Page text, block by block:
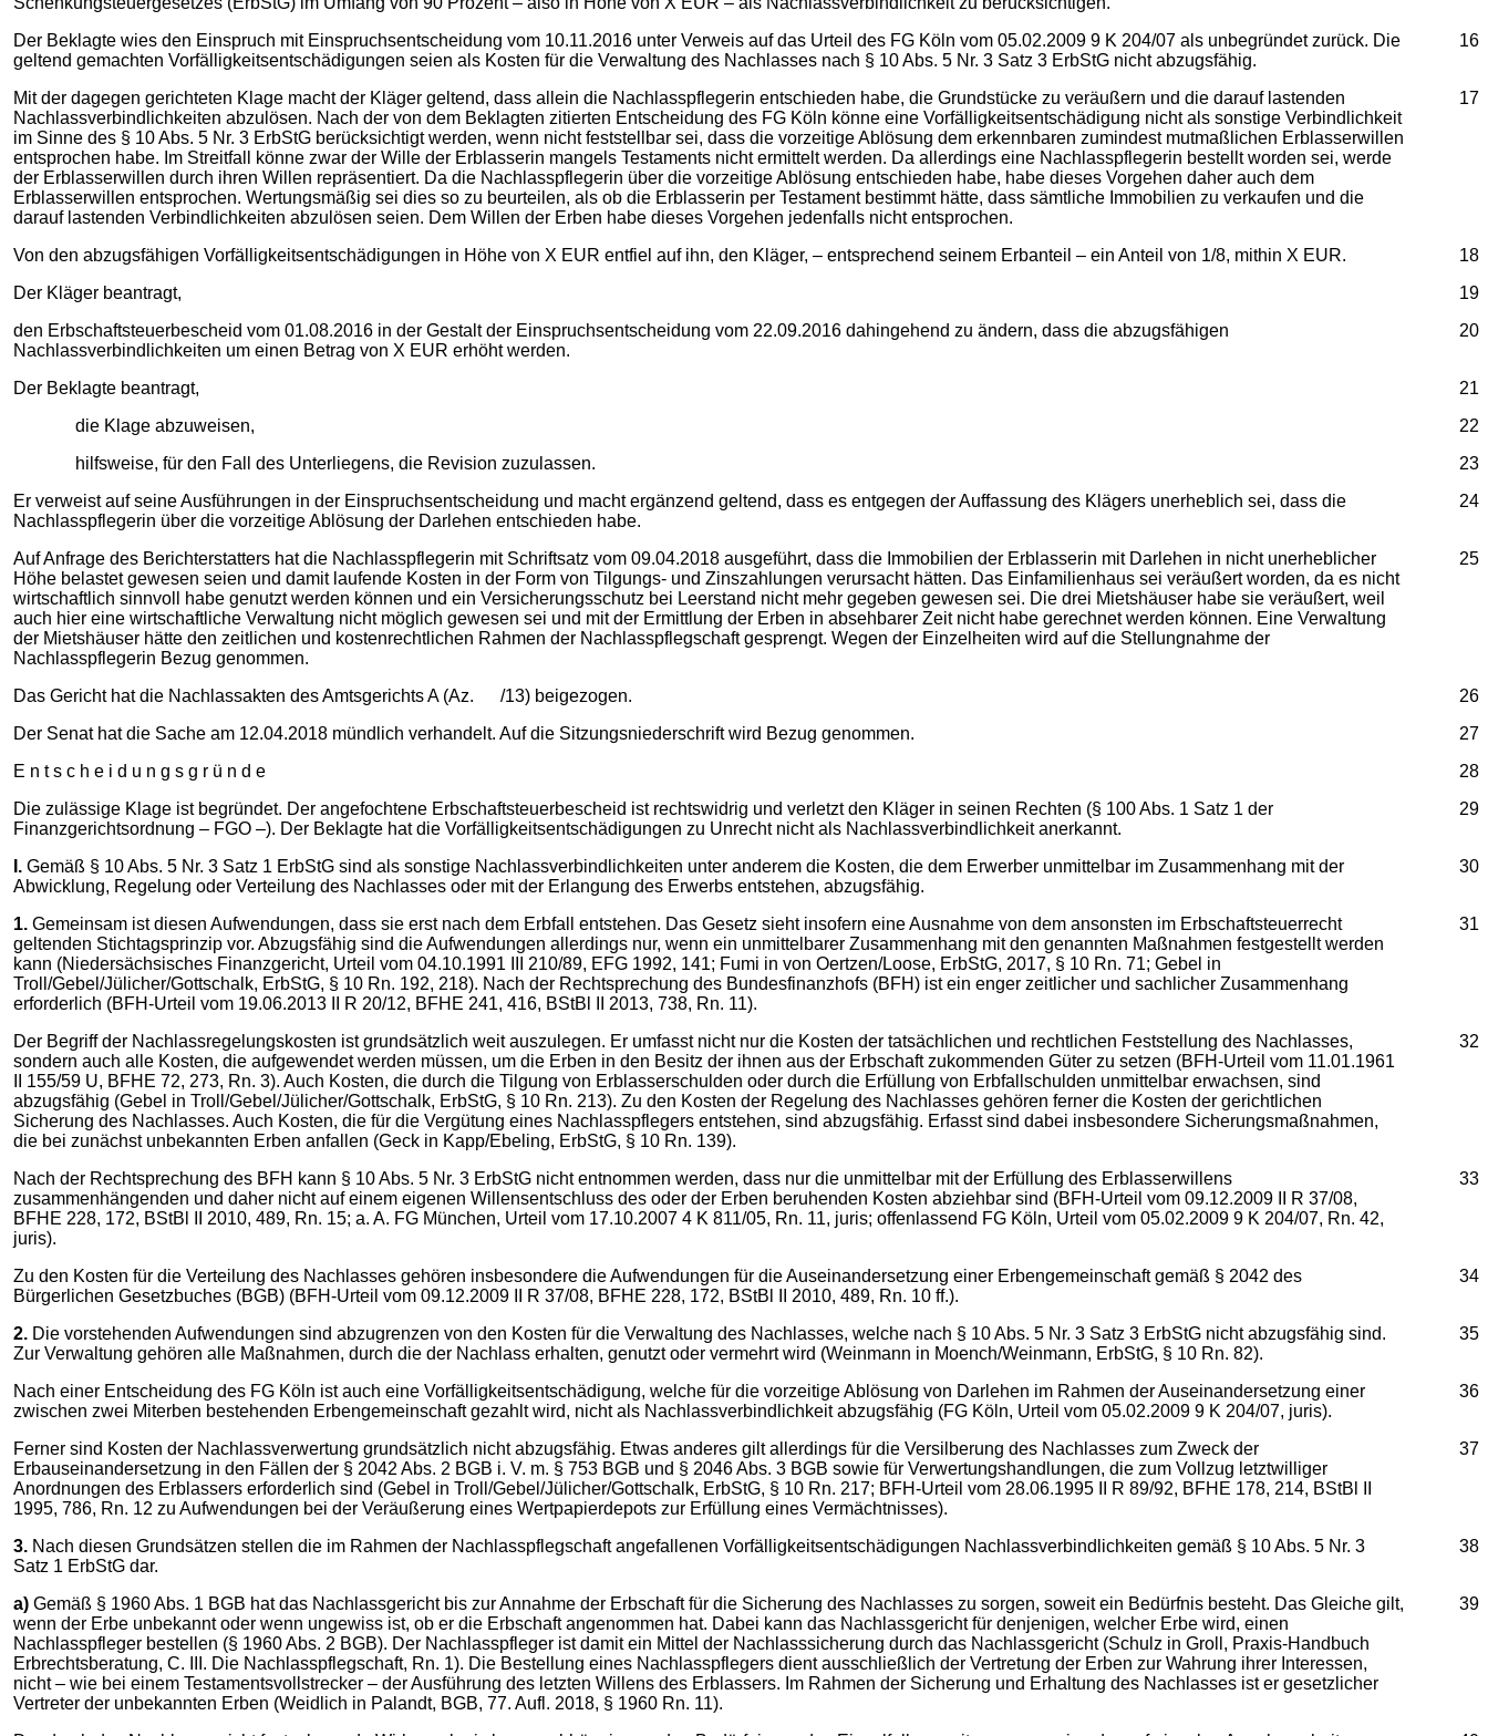
16
Der Beklagte wies den Einspruch mit Einspruchsentscheidung vom 10.11.2016 unter Verweis auf das Urteil des FG Köln vom 05.02.2009 9 K 204/07 als unbegründet zurück. Die
geltend gemachten Vorfälligkeitsentschädigungen seien als Kosten für die Verwaltung des Nachlasses nach § 10 Abs. 5 Nr. 3 Satz 3 ErbStG nicht abzugsfähig.
17
Mit der dagegen gerichteten Klage macht der Kläger geltend, dass allein die Nachlasspflegerin entschieden habe, die Grundstücke zu veräußern und die darauf lastenden
Nachlassverbindlichkeiten abzulösen. Nach der von dem Beklagten zitierten Entscheidung des FG Köln könne eine Vorfälligkeitsentschädigung nicht als sonstige Verbindlichkeit
im Sinne des § 10 Abs. 5 Nr. 3 ErbStG berücksichtigt werden, wenn nicht feststellbar sei, dass die vorzeitige Ablösung dem erkennbaren zumindest mutmaßlichen Erblasserwillen
entsprochen habe. Im Streitfall könne zwar der Wille der Erblasserin mangels Testaments nicht ermittelt werden. Da allerdings eine Nachlasspflegerin bestellt worden sei, werde
der Erblasserwillen durch ihren Willen repräsentiert. Da die Nachlasspflegerin über die vorzeitige Ablösung entschieden habe, habe dieses Vorgehen daher auch dem
Erblasserwillen entsprochen. Wertungsmäßig sei dies so zu beurteilen, als ob die Erblasserin per Testament bestimmt hätte, dass sämtliche Immobilien zu verkaufen und die
darauf lastenden Verbindlichkeiten abzulösen seien. Dem Willen der Erben habe dieses Vorgehen jedenfalls nicht entsprochen.
18
Von den abzugsfähigen Vorfälligkeitsentschädigungen in Höhe von X EUR entfiel auf ihn, den Kläger, – entsprechend seinem Erbanteil – ein Anteil von 1/8, mithin X EUR.
19
Der Kläger beantragt,
20
den Erbschaftsteuerbescheid vom 01.08.2016 in der Gestalt der Einspruchsentscheidung vom 22.09.2016 dahingehend zu ändern, dass die abzugsfähigen
Nachlassverbindlichkeiten um einen Betrag von X EUR erhöht werden.
21
Der Beklagte beantragt,
22
die Klage abzuweisen,
23
hilfsweise, für den Fall des Unterliegens, die Revision zuzulassen.
24
Er verweist auf seine Ausführungen in der Einspruchsentscheidung und macht ergänzend geltend, dass es entgegen der Auffassung des Klägers unerheblich sei, dass die
Nachlasspflegerin über die vorzeitige Ablösung der Darlehen entschieden habe.
25
Auf Anfrage des Berichterstatters hat die Nachlasspflegerin mit Schriftsatz vom 09.04.2018 ausgeführt, dass die Immobilien der Erblasserin mit Darlehen in nicht unerheblicher
Höhe belastet gewesen seien und damit laufende Kosten in der Form von Tilgungs- und Zinszahlungen verursacht hätten. Das Einfamilienhaus sei veräußert worden, da es nicht
wirtschaftlich sinnvoll habe genutzt werden können und ein Versicherungsschutz bei Leerstand nicht mehr gegeben gewesen sei. Die drei Mietshäuser habe sie veräußert, weil
auch hier eine wirtschaftliche Verwaltung nicht möglich gewesen sei und mit der Ermittlung der Erben in absehbarer Zeit nicht habe gerechnet werden können. Eine Verwaltung
der Mietshäuser hätte den zeitlichen und kostenrechtlichen Rahmen der Nachlasspflegschaft gesprengt. Wegen der Einzelheiten wird auf die Stellungnahme der
Nachlasspflegerin Bezug genommen.
26
Das Gericht hat die Nachlassakten des Amtsgerichts A (Az. /13) beigezogen.
27
Der Senat hat die Sache am 12.04.2018 mündlich verhandelt. Auf die Sitzungsniederschrift wird Bezug genommen.
28
E n t s c h e i d u n g s g r ü n d e
29
Die zulässige Klage ist begründet. Der angefochtene Erbschaftsteuerbescheid ist rechtswidrig und verletzt den Kläger in seinen Rechten (§ 100 Abs. 1 Satz 1 der
Finanzgerichtsordnung – FGO –). Der Beklagte hat die Vorfälligkeitsentschädigungen zu Unrecht nicht als Nachlassverbindlichkeit anerkannt.
30
I. Gemäß § 10 Abs. 5 Nr. 3 Satz 1 ErbStG sind als sonstige Nachlassverbindlichkeiten unter anderem die Kosten, die dem Erwerber unmittelbar im Zusammenhang mit der
Abwicklung, Regelung oder Verteilung des Nachlasses oder mit der Erlangung des Erwerbs entstehen, abzugsfähig.
31
1. Gemeinsam ist diesen Aufwendungen, dass sie erst nach dem Erbfall entstehen. Das Gesetz sieht insofern eine Ausnahme von dem ansonsten im Erbschaftsteuerrecht
geltenden Stichtagsprinzip vor. Abzugsfähig sind die Aufwendungen allerdings nur, wenn ein unmittelbarer Zusammenhang mit den genannten Maßnahmen festgestellt werden
kann (Niedersächsisches Finanzgericht, Urteil vom 04.10.1991 III 210/89, EFG 1992, 141; Fumi in von Oertzen/Loose, ErbStG, 2017, § 10 Rn. 71; Gebel in
Troll/Gebel/Jülicher/Gottschalk, ErbStG, § 10 Rn. 192, 218). Nach der Rechtsprechung des Bundesfinanzhofs (BFH) ist ein enger zeitlicher und sachlicher Zusammenhang
erforderlich (BFH-Urteil vom 19.06.2013 II R 20/12, BFHE 241, 416, BStBl II 2013, 738, Rn. 11).
32
Der Begriff der Nachlassregelungskosten ist grundsätzlich weit auszulegen. Er umfasst nicht nur die Kosten der tatsächlichen und rechtlichen Feststellung des Nachlasses,
sondern auch alle Kosten, die aufgewendet werden müssen, um die Erben in den Besitz der ihnen aus der Erbschaft zukommenden Güter zu setzen (BFH-Urteil vom 11.01.1961
II 155/59 U, BFHE 72, 273, Rn. 3). Auch Kosten, die durch die Tilgung von Erblasserschulden oder durch die Erfüllung von Erbfallschulden unmittelbar erwachsen, sind
abzugsfähig (Gebel in Troll/Gebel/Jülicher/Gottschalk, ErbStG, § 10 Rn. 213). Zu den Kosten der Regelung des Nachlasses gehören ferner die Kosten der gerichtlichen
Sicherung des Nachlasses. Auch Kosten, die für die Vergütung eines Nachlasspflegers entstehen, sind abzugsfähig. Erfasst sind dabei insbesondere Sicherungsmaßnahmen,
die bei zunächst unbekannten Erben anfallen (Geck in Kapp/Ebeling, ErbStG, § 10 Rn. 139).
33
Nach der Rechtsprechung des BFH kann § 10 Abs. 5 Nr. 3 ErbStG nicht entnommen werden, dass nur die unmittelbar mit der Erfüllung des Erblasserwillens
zusammenhängenden und daher nicht auf einem eigenen Willensentschluss des oder der Erben beruhenden Kosten abziehbar sind (BFH-Urteil vom 09.12.2009 II R 37/08,
BFHE 228, 172, BStBl II 2010, 489, Rn. 15; a. A. FG München, Urteil vom 17.10.2007 4 K 811/05, Rn. 11, juris; offenlassend FG Köln, Urteil vom 05.02.2009 9 K 204/07, Rn. 42,
juris).
34
Zu den Kosten für die Verteilung des Nachlasses gehören insbesondere die Aufwendungen für die Auseinandersetzung einer Erbengemeinschaft gemäß § 2042 des
Bürgerlichen Gesetzbuches (BGB) (BFH-Urteil vom 09.12.2009 II R 37/08, BFHE 228, 172, BStBl II 2010, 489, Rn. 10 ff.).
35
2. Die vorstehenden Aufwendungen sind abzugrenzen von den Kosten für die Verwaltung des Nachlasses, welche nach § 10 Abs. 5 Nr. 3 Satz 3 ErbStG nicht abzugsfähig sind.
Zur Verwaltung gehören alle Maßnahmen, durch die der Nachlass erhalten, genutzt oder vermehrt wird (Weinmann in Moench/Weinmann, ErbStG, § 10 Rn. 82).
36
Nach einer Entscheidung des FG Köln ist auch eine Vorfälligkeitsentschädigung, welche für die vorzeitige Ablösung von Darlehen im Rahmen der Auseinandersetzung einer
zwischen zwei Miterben bestehenden Erbengemeinschaft gezahlt wird, nicht als Nachlassverbindlichkeit abzugsfähig (FG Köln, Urteil vom 05.02.2009 9 K 204/07, juris).
37
Ferner sind Kosten der Nachlassverwertung grundsätzlich nicht abzugsfähig. Etwas anderes gilt allerdings für die Versilberung des Nachlasses zum Zweck der
Erbauseinandersetzung in den Fällen der § 2042 Abs. 2 BGB i. V. m. § 753 BGB und § 2046 Abs. 3 BGB sowie für Verwertungshandlungen, die zum Vollzug letztwilliger
Anordnungen des Erblassers erforderlich sind (Gebel in Troll/Gebel/Jülicher/Gottschalk, ErbStG, § 10 Rn. 217; BFH-Urteil vom 28.06.1995 II R 89/92, BFHE 178, 214, BStBl II
1995, 786, Rn. 12 zu Aufwendungen bei der Veräußerung eines Wertpapierdepots zur Erfüllung eines Vermächtnisses).
38
3. Nach diesen Grundsätzen stellen die im Rahmen der Nachlasspflegschaft angefallenen Vorfälligkeitsentschädigungen Nachlassverbindlichkeiten gemäß § 10 Abs. 5 Nr. 3
Satz 1 ErbStG dar.
39
a) Gemäß § 1960 Abs. 1 BGB hat das Nachlassgericht bis zur Annahme der Erbschaft für die Sicherung des Nachlasses zu sorgen, soweit ein Bedürfnis besteht. Das Gleiche gilt,
wenn der Erbe unbekannt oder wenn ungewiss ist, ob er die Erbschaft angenommen hat. Dabei kann das Nachlassgericht für denjenigen, welcher Erbe wird, einen
Nachlasspfleger bestellen (§ 1960 Abs. 2 BGB). Der Nachlasspfleger ist damit ein Mittel der Nachlasssicherung durch das Nachlassgericht (Schulz in Groll, Praxis-Handbuch
Erbrechtsberatung, C. III. Die Nachlasspflegschaft, Rn. 1). Die Bestellung eines Nachlasspflegers dient ausschließlich der Vertretung der Erben zur Wahrung ihrer Interessen,
nicht – wie bei einem Testamentsvollstrecker – der Ausführung des letzten Willens des Erblassers. Im Rahmen der Sicherung und Erhaltung des Nachlasses ist er gesetzlicher
Vertreter der unbekannten Erben (Weidlich in Palandt, BGB, 77. Aufl. 2018, § 1960 Rn. 11).